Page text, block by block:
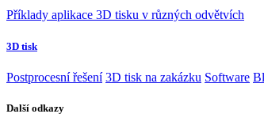
Příklady aplikace 3D tisku v různých odvětvích
3D tisk
Postprocesní řešení 3D tisk na zakázku Software
Další odkazy